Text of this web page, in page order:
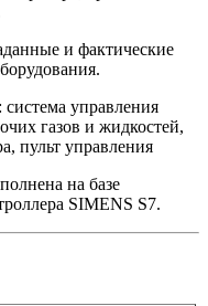
и фактические
управления
газов и жидкостей,
пульт управления
на базе
SIMENS S7.